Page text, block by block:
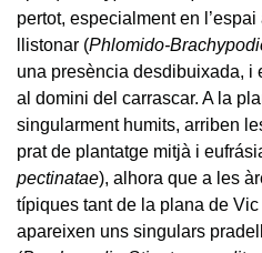
pertot, especialment en
llistonar (Phlomido-
una presència desdibuixada, i
al domini del carrascar. A la
singularment humits, arriben
prat de plantatge mitjà i
pectinatae), alhora que a les
típiques tant de la plana de
apareixen uns singulars